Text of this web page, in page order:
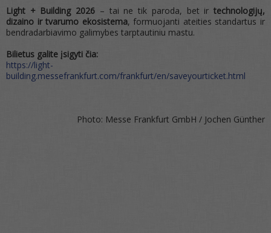
Light + Building 2026 – tai ne tik paroda, bet irtechnologijų,
dizaino ir tvarumo ekosistema, formuojanti ateities standartus ir
bendradarbiavimo galimybes tarptautiniu mastu.
Bilietus galite įsigyti čia:
https://light-
building.messefrankfurt.com/frankfurt/en/saveyourticket.html
Photo: Messe Frankfurt GmbH / Jochen Günther